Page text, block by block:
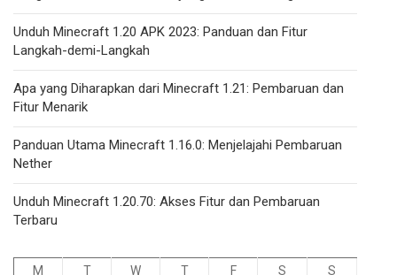
Unduh Minecraft 1.20 APK 2023: Panduan dan Fitur
Langkah-demi-Langkah
Apa yang Diharapkan dari Minecraft 1.21: Pembaruan dan
Fitur Menarik
Panduan Utama Minecraft 1.16.0: Menjelajahi Pembaruan
Nether
Unduh Minecraft 1.20.70: Akses Fitur dan Pembaruan
Terbaru
M T W T F S
S